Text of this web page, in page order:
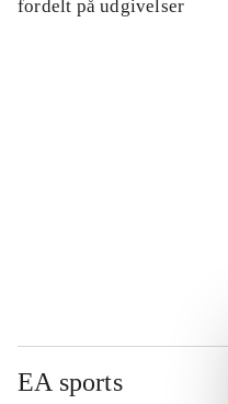
fordelt på udgivelser
EA sports